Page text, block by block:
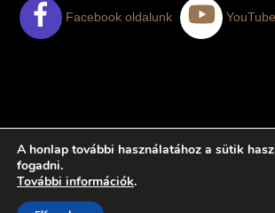
Facebook oldalunk
AJÁNLATKÉRÉS
ELÉGEDETT
A HelloDubai.hu az Enjoy The Sun
A honlap további használatához a sütik
fogadni.
További információk.